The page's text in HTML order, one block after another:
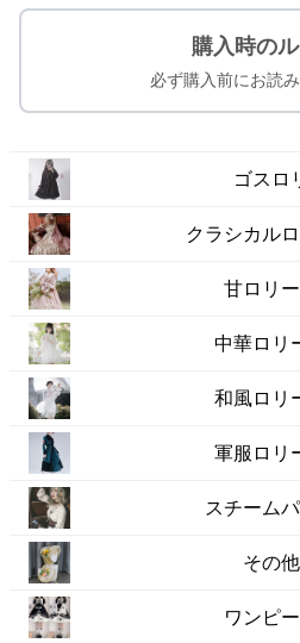
購入時の
必ず購入前にお読み
ゴスロ
クラシカル
甘ロリ
中華ロリ
和風ロリ
軍服ロリ
スチーム
その他
ワンピ